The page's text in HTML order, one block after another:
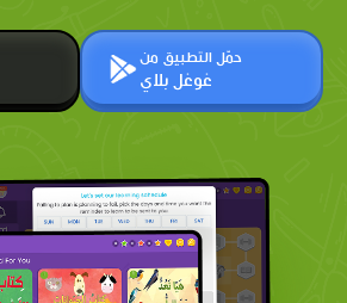
حمّل التطبيق من
غوغل بلاي